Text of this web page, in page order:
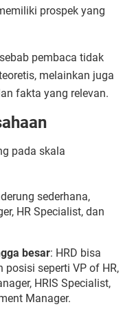
prospek yang
pembaca tidak
melainkan juga
fakta yang relevan.
pada skala
sederhana,
HR Specialist, dan
besar: HRD bisa
posisi seperti VP of HR,
HRIS Specialist,
Manager.